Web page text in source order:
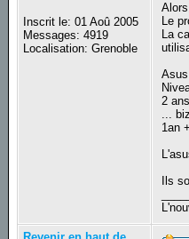
Inscrit le: 01 Aoû 2005
Messages: 4919
Localisation: Grenoble
Le
La
2
...
1an
Ils